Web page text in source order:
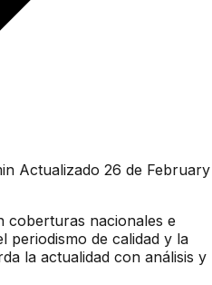
Actualizado 26 de February
coberturas nacionales e
periodismo de calidad y la
la actualidad con análisis y